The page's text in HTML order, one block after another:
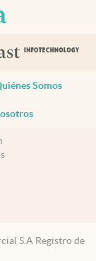
Somos
S.A Registro de